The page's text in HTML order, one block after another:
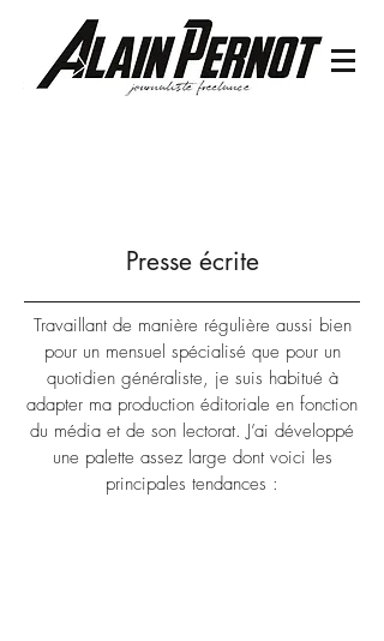
Presse écrite
Travaillant de manière régulière aussi bien
pour un mensuel spécialisé que pour un
quotidien généraliste, je suis habitué à
adapter ma production éditoriale en fonction
du média et de son lectorat. J’ai développé
une palette assez large dont voici les
principales tendances :